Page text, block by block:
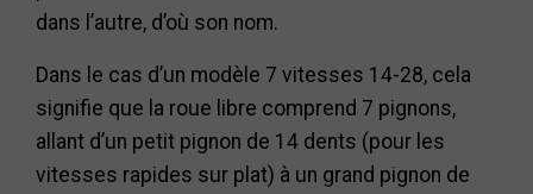
dans l’autre, d’où son nom.
Dans le cas d’un modèle 7 vitesses 14-28, cela
signifie que la roue libre comprend 7 pignons,
allant d’un petit pignon de 14 dents (pour les
vitesses rapides sur plat) à un grand pignon de